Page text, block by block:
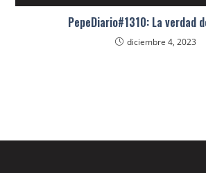
PepeDiario#1310: La verdad
diciembre 4, 2023